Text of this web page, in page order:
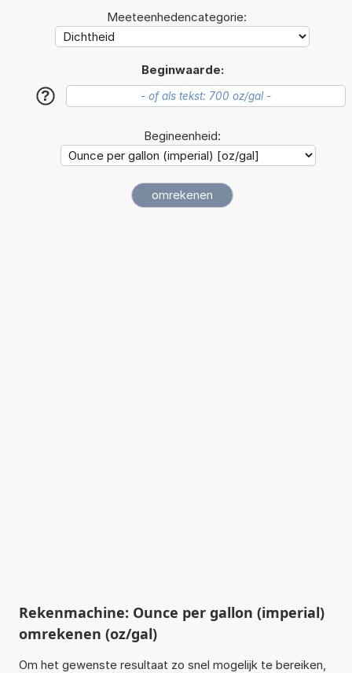
Meeteenhedencategorie:
Beginwaarde:
?
Begineenheid:
Rekenmachine: Ounce per gallon (imperial)
omrekenen (oz/gal)
Om het gewenste resultaat zo snel mogelijk te bereiken,